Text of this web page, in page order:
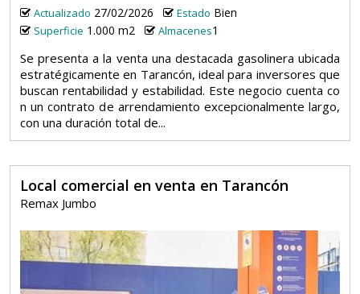
Actualizado 27/02/2026 Estado Bien
Superficie 1.000 m2 Almacenes1
Se presenta a la venta una destacada gasolinera ubicada
estratégicamente en Tarancón, ideal para inversores que
buscan rentabilidad y estabilidad. Este negocio cuenta co
n un contrato de arrendamiento excepcionalmente largo,
con una duración total de...
Local comercial en venta en Tarancón
Remax Jumbo